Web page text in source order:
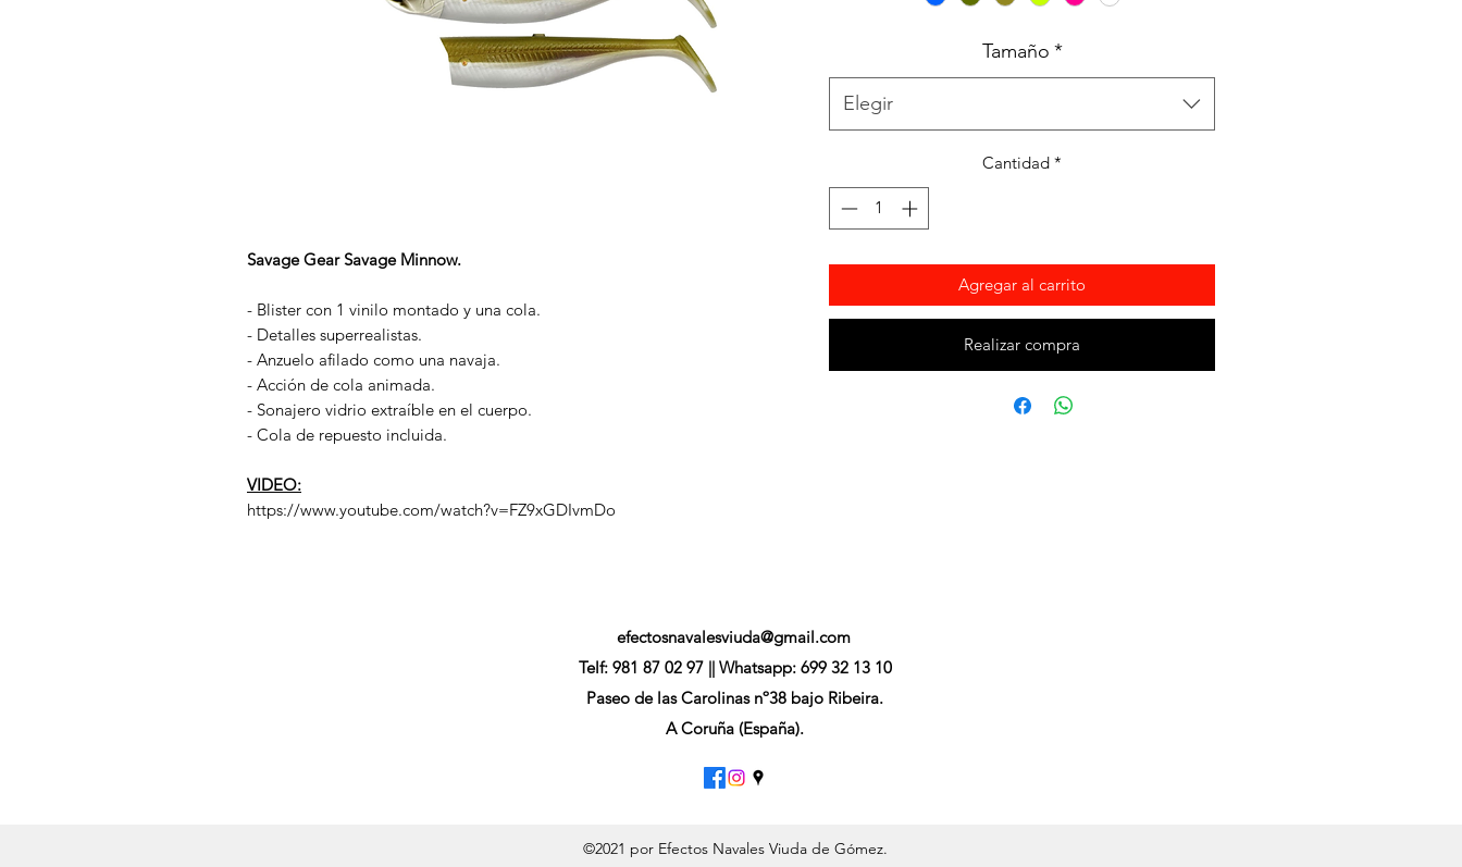
Savage Gear Savage Minnow.
- Blister con 1 vinilo montado y una cola.
- Detalles superrealistas.
- Anzuelo afilado como una navaja.
- Acción de cola animada.
- Sonajero vidrio extraíble en el cuerpo.
- Cola de repuesto incluida.
VIDEO:
https://www.youtube.com/watch?v=FZ9xGDIvmDo
Tamaño *
Elegir
Cantidad *
Agregar al carrito
Realizar compra
efectosnavalesviuda@gmail.com
Telf: 981 87 02 97 || Whatsapp: 699 32 13 10
Paseo de las Carolinas nº38 bajo Ribeira.
A Coruña (España).
©2021 por Efectos Navales Viuda de Gómez.